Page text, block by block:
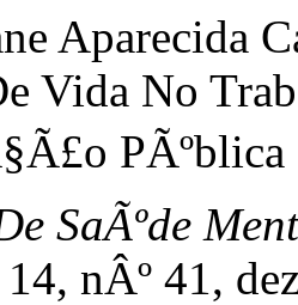
Aparecida
Vida No
PÃºblica
SaÃºde
nÂº 41,